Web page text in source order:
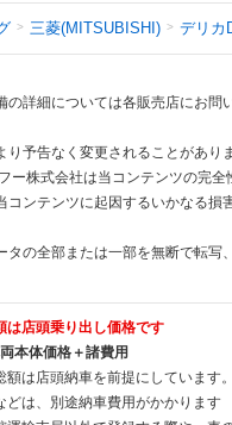
三菱(MITSUBISHI) デリカ
詳細については各販売店にお問
予告なく変更されることがあり
ー株式会社は当コンテンツの完全
コンテンツに起因するいかなる損
の全部または一部を無断で転写
は店頭乗り出し価格です
本体価格＋諸費用
は店頭納車を前提にしています
どは、別途納車費用がかかります